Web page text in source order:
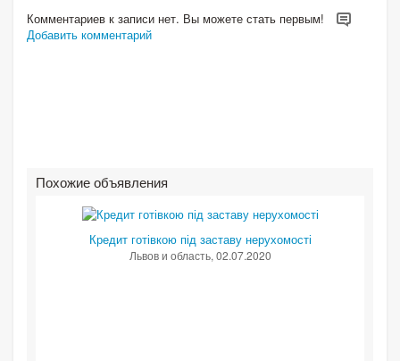
Комментариев к записи нет. Вы можете стать первым!
Добавить комментарий
Похожие объявления
Кредит готівкою під заставу нерухомості
Львов и область, 02.07.2020